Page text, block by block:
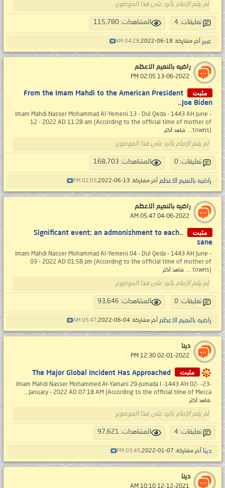
لم يقم الإمام بالرد على هذا الموضوع
تعليقات: 4 المشاهدات: 115,780
عبير آخر مشاركة: 18-06-2022, 04:28 AM
راضيه بالنعيم الاعظم
مثبت
From the Imam Mahdi to the American President
Joe Biden..
Imam Mahdi Nasser Mohammad Al-Yemeni 13 - Dul Qeda - 1443 AH June -
12 - 2022 AD 11:28 am (According to the official time of mother of
towns)...
شاهد أكثر
لم يقم الإمام بالرد على هذا الموضوع
تعليقات: 0 المشاهدات: 168,703
راضيه بالنعيم الاعظم آخر مشاركة: 13-06-2022, 02:05 PM
راضيه بالنعيم الاعظم
مثبت
..Significant event; an admonishment to each
sane
Imam Mahdi Nasser Mohammad Al-Yemeni 04 - Dul Qeda - 1443 AH June -
03 - 2022 AD 01:58 pm (According to the official time of mother of
towns) ...
شاهد أكثر
لم يقم الإمام بالرد على هذا الموضوع
تعليقات: 0 المشاهدات: 93,646
راضيه بالنعيم الاعظم آخر مشاركة: 04-06-2022, 05:47 AM
دينا
مثبت The Major Global Incident Has Approached
-23- Imam Mahdi Nasser Mohammed Al-Yamani 29-Jumada I -1443 AH 02-
January - 2022 AD 07:18 AM (According to the official time of Mecca...
شاهد أكثر
لم يقم الإمام بالرد على هذا الموضوع
تعليقات: 4 المشاهدات: 97,621
دينا آخر مشاركة: 07-01-2022, 03:45 PM
دينا